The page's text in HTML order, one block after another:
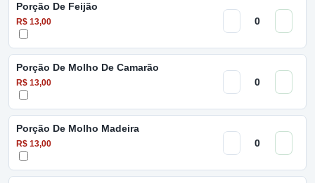
Porção De Feijão
R$ 13,00
Porção De Molho De Camarão
R$ 13,00
Porção De Molho Madeira
R$ 13,00